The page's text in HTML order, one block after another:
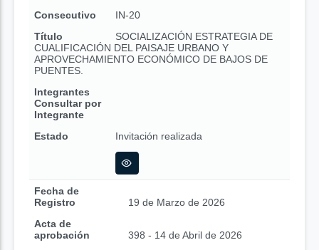
Consecutivo
IN-20
Título
SOCIALIZACIÓN ESTRATEGIA DE
CUALIFICACIÓN DEL PAISAJE URBANO Y
APROVECHAMIENTO ECONÓMICO DE BAJOS DE
PUENTES.
Integrantes
Consultar por
Integrante
Estado
Invitación realizada
Fecha de
Registro
19 de Marzo de 2026
Acta de
aprobación
398 - 14 de Abril de 2026